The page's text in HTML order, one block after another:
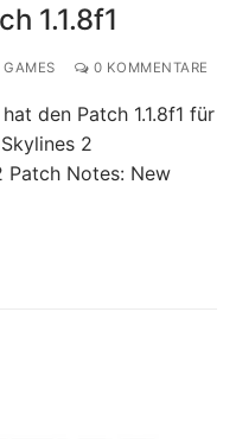
1.1.8f1
GAMES 0 KOMMENTARE
den Patch 1.1.8f1 für
2
Notes: New